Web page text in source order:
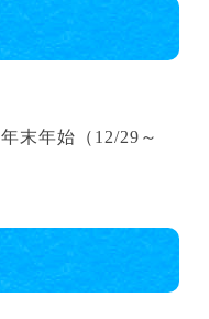
末年始（12/29～